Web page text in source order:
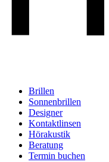
Brillen
Sonnenbrillen
Designer
Kontaktlinsen
Hörakustik
Beratung
Termin buchen